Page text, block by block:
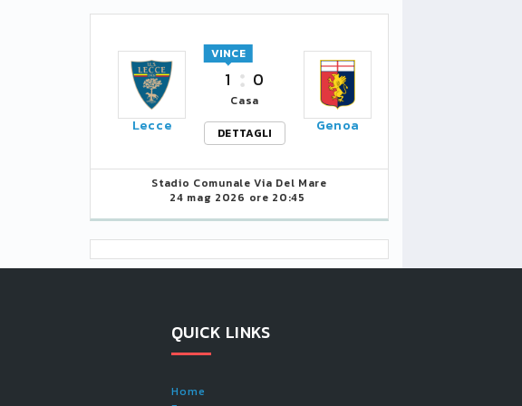
Lecce
1
VINCE
0
Casa
DETTAGLI
Genoa
Stadio Comunale Via Del Mare
24 mag 2026 ore 20:45
QUICK LINKS
Home